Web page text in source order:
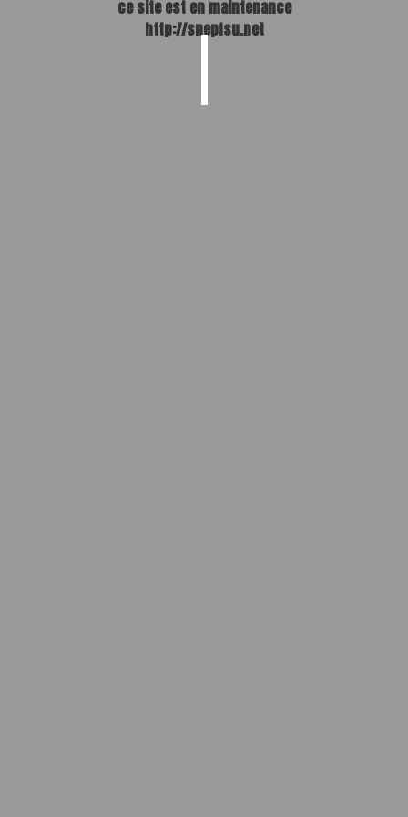
ce site est en maintenance
http://snepfsu.net